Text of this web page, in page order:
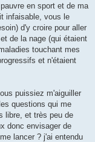
en sport et de ma
infaisable, vous le
d'y croire pour aller
de la nage (qui étaient
touchant mes
et n'étaient
puissiez m'aiguiller
questions qui me
libre, et très peu de
donc envisager de
lancer ? j'ai entendu